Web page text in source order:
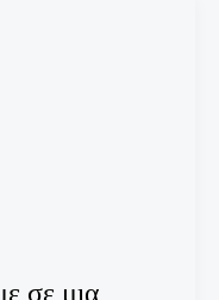
σε μια